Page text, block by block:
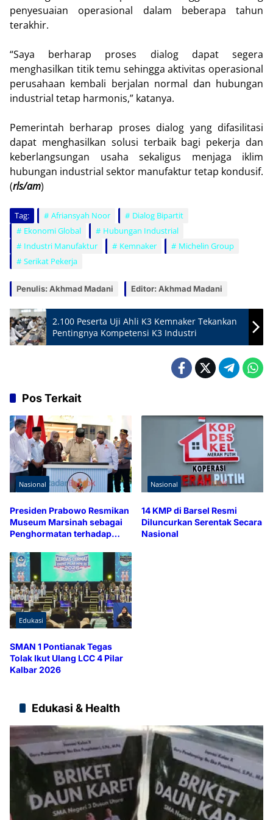
penyesuaian operasional dalam beberapa tahun
terakhir.
“Saya berharap proses dialog dapat segera
menghasilkan titik temu sehingga aktivitas operasional
perusahaan kembali berjalan normal dan hubungan
industrial tetap harmonis,” katanya.
Pemerintah berharap proses dialog yang difasilitasi
dapat menghasilkan solusi terbaik bagi pekerja dan
keberlangsungan usaha sekaligus menjaga iklim
hubungan industrial sektor manufaktur tetap kondusif.
(rls/am)
Tag: Afriansyah Noor
Dialog Bipartit
Ekonomi Global
Hubungan Industrial
Industri Manufaktur
Kemnaker
Michelin Group
Serikat Pekerja
Penulis: Akhmad Madani Editor: Akhmad Madani
2.100 Peserta Uji Ahli K3 Kemnaker Tekankan
Pentingnya Kompetensi K3 Industri
Pos Terkait
Nasional
Presiden Prabowo Resmikan
Museum Marsinah sebagai
Penghormatan terhadap
Nasional
14 KMP di Barsel Resmi
Diluncurkan Serentak Secara
Nasional
Edukasi
SMAN 1 Pontianak Tegas
Tolak Ikut Ulang LCC 4 Pilar
Kalbar 2026
Edukasi & Health